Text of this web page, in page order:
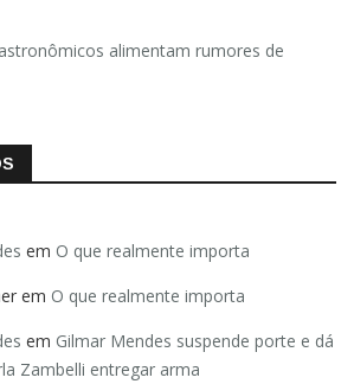
alimentam rumores de
em O que realmente importa
em O que realmente importa
em Gilmar Mendes suspende porte e dá
Zambelli entregar arma